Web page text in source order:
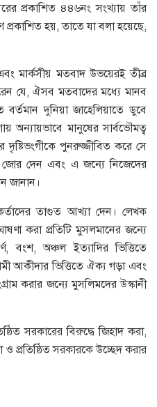
প্রকাশিত ৪৪৬নং সংখ্যায় তাঁর
হয়, তাতে যা বলা হয়েছে,
মার্কসীয় মতবাদ উভয়েরই তীব্র
যে, ঐসব মতবাদের মধ্যে মানব
দুনিয়া জাহেলিয়াতে ডুবে
অন্যায়ভাবে মানুষের সার্বভৌমত্ব
পুনরুজ্জীবিত করে সে
জোর দেন এবং এ জন্যে নিজেদের
জানান।
তাগুত আখ্যা দেন। লেখক
করা প্রতিটি মুসলমানের জন্যে
বংশ, অঞ্চল ইত্যাদির ভিত্তিতে
আকীদার ভিত্তিতে ঐক্য গড়া এবং
করার জন্যে মুসলিমদের উস্কানী
সরকারের বিরুদ্ধে জিহাদ করা,
প্রতিষ্ঠিত সরকারকে উচ্ছেদ করার